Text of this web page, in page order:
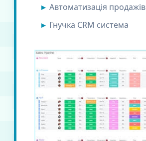
Автоматизація продажів
Гнучка CRM система